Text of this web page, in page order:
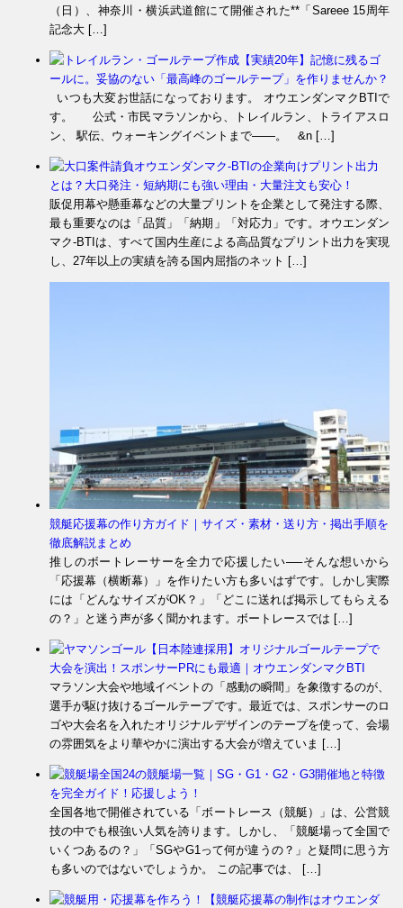
（日）、神奈川・横浜武道館にて開催された**「Sareee 15周年
記念大 […]
【実績20年】記憶に残るゴ
ールに。妥協のない「最高峰のゴールテープ」を作りませんか？
いつも大変お世話になっております。 オウエンダンマクBTIで
す。 公式・市民マラソンから、トレイルラン、トライアスロ
ン、 駅伝、ウォーキングイベントまで――。 &n […]
オウエンダンマク-BTIの企業向けプリント出力
とは？大口発注・短納期にも強い理由・大量注文も安心！
販促用幕や懸垂幕などの大量プリントを企業として発注する際、
最も重要なのは「品質」「納期」「対応力」です。オウエンダン
マク-BTIは、すべて国内生産による高品質なプリント出力を実現
し、27年以上の実績を誇る国内屈指のネット […]
競艇応援幕の作り方ガイド｜サイズ・素材・送り方・掲出手順を
徹底解説まとめ
推しのボートレーサーを全力で応援したい──そんな想いから
「応援幕（横断幕）」を作りたい方も多いはずです。しかし実際
には「どんなサイズがOK？」「どこに送れば掲示してもらえる
の？」と迷う声が多く聞かれます。ボートレースでは […]
【日本陸連採用】オリジナルゴールテープで
大会を演出！スポンサーPRにも最適｜オウエンダンマクBTI
マラソン大会や地域イベントの「感動の瞬間」を象徴するのが、
選手が駆け抜けるゴールテープです。最近では、スポンサーのロ
ゴや大会名を入れたオリジナルデザインのテープを使って、会場
の雰囲気をより華やかに演出する大会が増えていま […]
全国24の競艇場一覧｜SG・G1・G2・G3開催地と特徴
を完全ガイド！応援しよう！
全国各地で開催されている「ボートレース（競艇）」は、公営競
技の中でも根強い人気を誇ります。しかし、「競艇場って全国で
いくつあるの？」「SGやG1って何が違うの？」と疑問に思う方
も多いのではないでしょうか。 この記事では、 […]
【競艇応援幕の制作はオウエンダ